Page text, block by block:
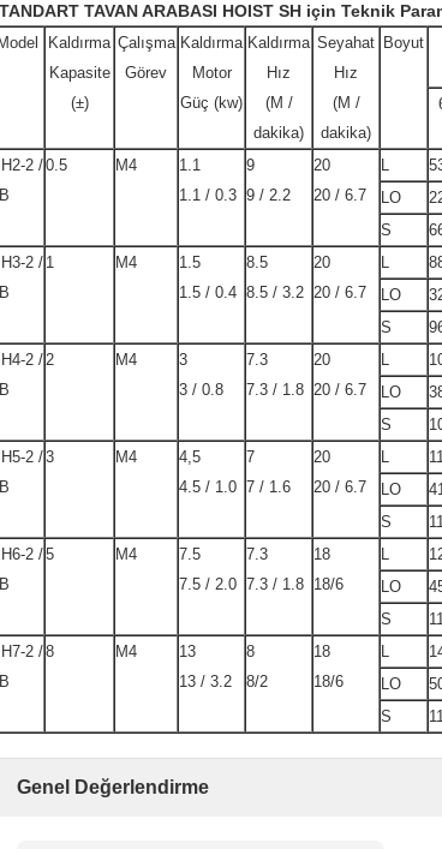
TAVAN ARABASI HOIST SH için Teknik
Model
Kaldırma
Kapasite
(±)
Çalışma
Görev
Kaldırma
Motor
Güç (kw)
Kaldırma
Hız
(M /
dakika)
Seyahat
Hız
(M /
dakika)
Boyut
2 /0.5 M4
1.1
1.1 / 0.3
9
9 / 2.2
20
20 / 6.7
L
LO
S
2 / 1 M4
1.5
1.5 / 0.4
8.5
8.5 / 3.2
20
20 / 6.7
L
LO
S
2 /2 M4
3
3 / 0.8
7.3
7.3 / 1.8
20
20 / 6.7
L
LO
S
2 /3 M4
4,5
4.5 / 1.0
7
7 / 1.6
20
20 / 6.7
L
LO
S
2 /5 M4
7.5
7.5 / 2.0
7.3
7.3 / 1.8
18
18/6
L
LO
S
2 /8 M4
13
13 / 3.2
8
8/2
18
18/6
L
LO
S
Genel Değerlendirme